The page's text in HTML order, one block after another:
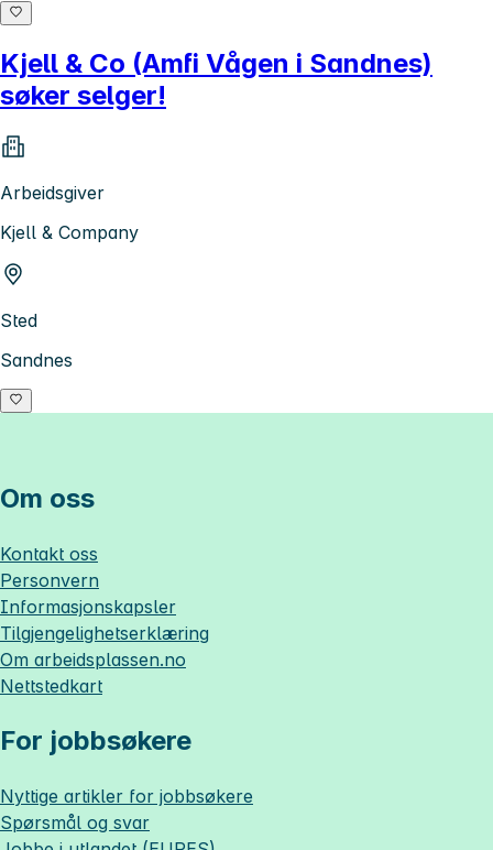
Kjell & Co (Amfi Vågen i Sandnes)
søker selger!
Arbeidsgiver
Kjell & Company
Sted
Sandnes
Om oss
Kontakt oss
Personvern
Informasjonskapsler
Tilgjengelighetserklæring
Om arbeidsplassen.no
Nettstedkart
For jobbsøkere
Nyttige artikler for jobbsøkere
Spørsmål og svar